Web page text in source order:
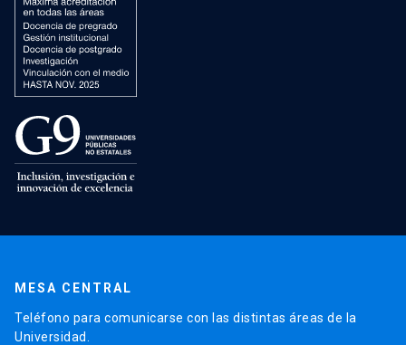
MESA CENTRAL
Teléfono para comunicarse con las distintas áreas de la
Universidad.